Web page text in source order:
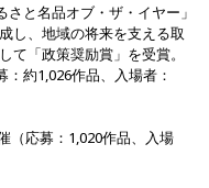
と名品オブ・ザ・イヤー」
し、地域の将来を支える取
「政策奨励賞」を受賞。
約1,026作品、入場者：
（応募：1,020作品、入場